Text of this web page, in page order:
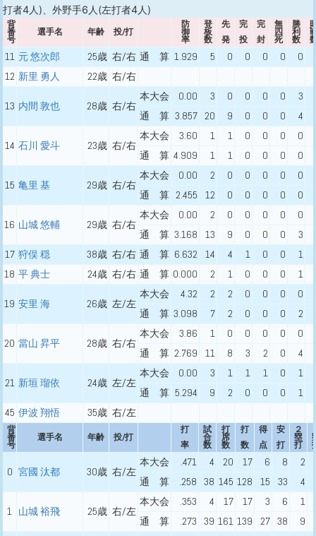
打者4人)、外野手6人(左打者4人)
背
番
号
選手名 年齢 投/打
防
御
率
登
板
数
先
発
完
投
完
封
無
四
死
勝
利
数
11 元 悠次郎 25歳 右/右 通 算 1.929 5 0 0 0 0 0
12 新里 勇人 22歳 右/右
13 内間 敦也 28歳 右/右
本大会 0.00 3 0 0 0 0 3
通 算 3.857 20 9 0 0 0 4
14 石川 愛斗 23歳 右/右
本大会 3.60 1 1 0 0 0 0
通 算 4.909 1 1 0 0 0 0
15 亀里 基 29歳 右/右
本大会 0.00 2 0 0 0 0 0
通 算 2.455 12 0 0 0 0 0
16 山城 悠輔 29歳 右/右
本大会 0.00 2 0 0 0 0 0
通 算 3.168 13 9 0 0 0
3
17 狩俣 穏 38歳 右/右 通 算 6.632 14 4 1 0 0
1
18 平 典士 24歳 右/右 通 算 0.000 2 1 0 0 0 1
19 安里 海 26歳 左/左
本大会 4.32 2 2 0 0 0 0
通 算 3.098 7 2 0 0 0 2
20 當山 昇平 28歳 右/右
本大会 3.86 1 0 0 0 0 0
通 算 2.769 11 8 3 2 0 4
21 新垣 瑠依 24歳 左/左
本大会 0.00 3 1 1 1 0 1
通 算 5.294 9 2 0 0 0
1
45 伊波 翔悟 35歳 右/左
背
番
号
選手名 年齢 投/打
打
率
試
合
数
打
席
数
打
数
得
点
安
打
２
塁
打
0 宮國 汰都 30歳 右/左
本大会 .471 4 20 17 6 8
2
通 算
.258 38 145 128 15 33 4
1 山城 裕飛 25歳 右/左
本大会 .353 4 17 17 3 6
1
通 算
.273 39 161 139 27 38
9